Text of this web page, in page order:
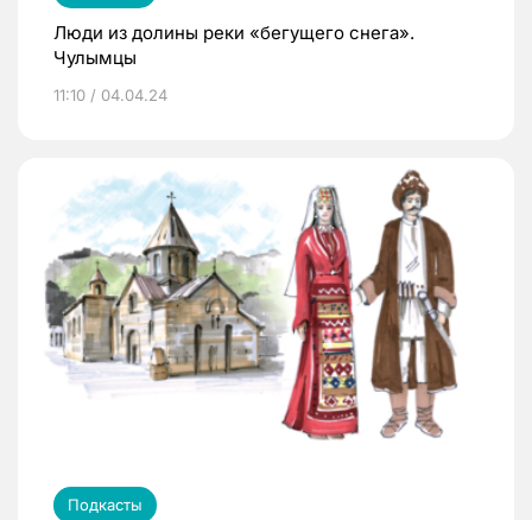
Люди из долины реки «бегущего снега».
Чулымцы
11:10 / 04.04.24
Подкасты